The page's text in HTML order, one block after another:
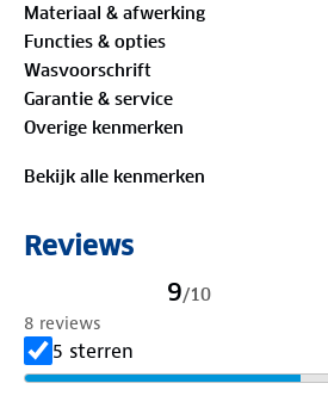
thermobroek voor een complete
om actief te blijven, wat het
Materiaal:
60% polyester, 35% polyamide,
aan.
Materiaal & afwerking
Functies & opties
Wasvoorschrift
Garantie & service
Overige kenmerken
Bekijk alle kenmerken
Reviews
9/10
8 reviews
5 sterren